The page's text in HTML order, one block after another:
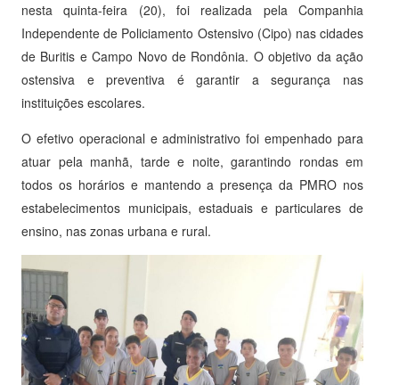
nesta quinta-feira (20), foi realizada pela Companhia
Independente de Policiamento Ostensivo (Cipo) nas cidades
de Buritis e Campo Novo de Rondônia. O objetivo da ação
ostensiva e preventiva é garantir a segurança nas
instituições escolares.
O efetivo operacional e administrativo foi empenhado para
atuar pela manhã, tarde e noite, garantindo rondas em
todos os horários e mantendo a presença da PMRO nos
estabelecimentos municipais, estaduais e particulares de
ensino, nas zonas urbana e rural.